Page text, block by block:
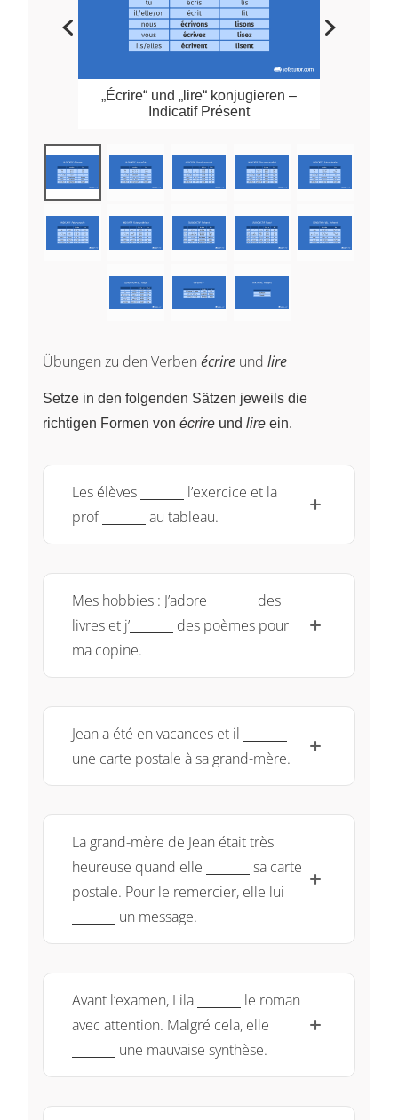
„Écrire“ und „lire“ konjugieren –
Indicatif Présent
Übungen zu den Verben écrire und lire
Setze in den folgenden Sätzen jeweils die
richtigen Formen von écrire und lire ein.
Les élèves \underline{~\qquad~}
l’exercice et la
prof
\underline{~\qquad~}
au tableau.
Mes hobbies : J’adore \underline{~\qquad~}
des
livres et j’ \underline{~\qquad~}
des poèmes pour
ma copine.
Jean a été en vacances et il
une carte postale à sa grand-mère.
La grand-mère de Jean était très
heureuse quand elle
\underline{~\qquad~}
sa carte
postale. Pour le remercier, elle lui
un message.
Avant l’examen, Lila \underline{~\qquad~}
le roman
avec attention. Malgré cela, elle
une mauvaise synthèse.